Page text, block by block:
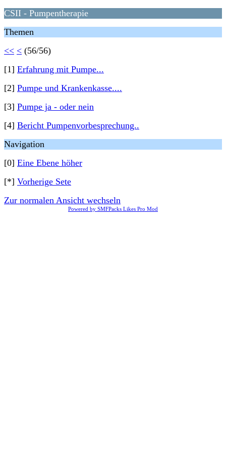
CSII - Pumpentherapie
Themen
<< < (56/56)
[1] Erfahrung mit Pumpe...
[2] Pumpe und Krankenkasse....
[3] Pumpe ja - oder nein
[4] Bericht Pumpenvorbesprechung..
Navigation
[0] Eine Ebene höher
[*] Vorherige Sete
Zur normalen Ansicht wechseln
Powered by SMFPacks Likes Pro Mod